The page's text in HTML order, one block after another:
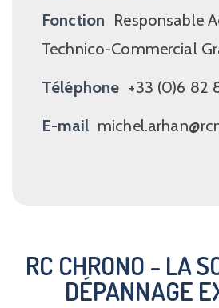
Fonction Responsable
Technico-Commercial
Téléphone +33 (0)6 82
E-mail
RC CHRONO - LA
DÉPANNAGE